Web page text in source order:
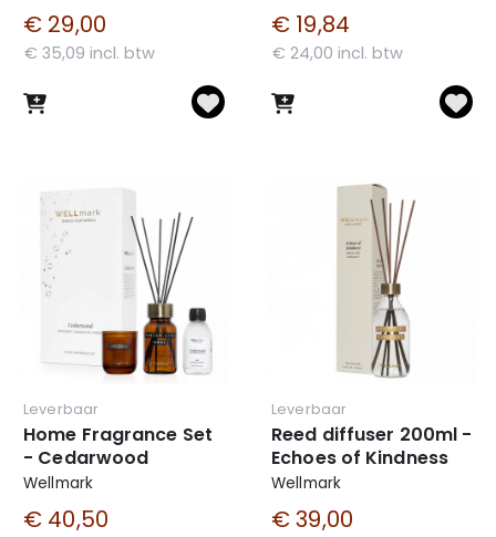
€ 29,00
€ 35,09 incl. btw
€ 19,84
€ 24,00 incl. btw
Leverbaar
Home Fragrance Set
- Cedarwood
Wellmark
€ 40,50
Leverbaar
Reed diffuser 200ml -
Echoes of Kindness
Wellmark
€ 39,00